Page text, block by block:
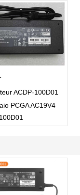
ACDP-100D01
PCGA AC19V4